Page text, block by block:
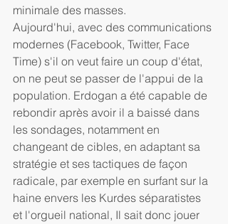
minimale des masses.
Aujourd'hui, avec des communications
modernes (Facebook, Twitter, Face
Time) s'il on veut faire un coup d'état,
on ne peut se passer de l'appui de la
population. Erdogan a été capable de
rebondir après avoir il a baissé dans
les sondages, notamment en
changeant de cibles, en adaptant sa
stratégie et ses tactiques de façon
radicale, par exemple en surfant sur la
haine envers les Kurdes séparatistes
et l'orgueil national, Il sait donc jouer